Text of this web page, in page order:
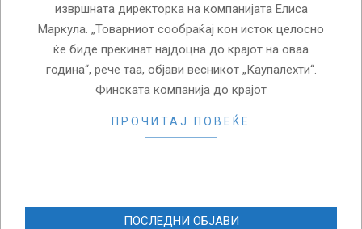
извршната директорка на компанијата Елиса
Маркула. „Товарниот сообраќај кон исток целосно
ќе биде прекинат најдоцна до крајот на оваа
година“, рече таа, објави весникот „Каупалехти“.
Финската компанија до крајот
ПРОЧИТАЈ ПОВЕЌЕ
ПОСЛЕДНИ ОБЈАВИ